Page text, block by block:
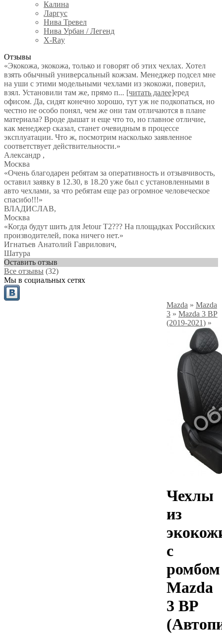
Калина
Ларгус
Нива Тревел
Нива Урбан / Легенд
X-Ray
Отзывы
«Экокожа, экокожа, только и говорят об этих чехлах. Хотел
взять обычный универсальный кожзам. Менеджер подсел мне
на уши с этими модельными чехлами из экокожи, поверил,
взял. Установили там же, прямо п... [читать далее]еред
офисом. Да, сидят конечно хорошо, тут уж не подкопаться, но
честно не особо понял, чем же они там отличаются в плане
материала? Вроде дышат и еще что то, но главное отличие,
как менеджер сказал, станет очевидным в процессе
эксплуатации. Что ж, посмотрим насколько заявленное
соответствует действительности.»
Александр ,
Москва
«Очень благодарен ребятам за оперативность и отзывчивость,
оставил заявку в 12.30, в 18.20 уже был с установленными в
авто чехлами, за что ребятам еще раз огромное человеческое
спасибо!!!»
ВЛАДИСЛАВ,
Москва
«Когда будут шить для Jetour T2??? На площадках Российских
производителей, пока ничего нет.»
Игнатьев Анатолий Гаврилович,
Шатура
Оставить отзыв
Все отзывы (32)
Мы в социальных сетях
Mazda » Mazda
3 » Mazda 3 BP
(2019-2021) »
Чехлы
из
с
ромбом
Mazda
3 BP